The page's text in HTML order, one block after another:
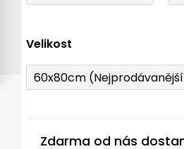
Velikost
60x80cm
Zdarma od nás